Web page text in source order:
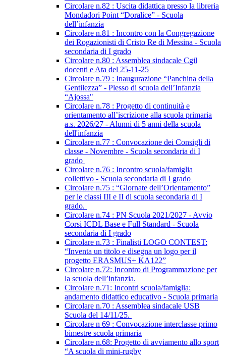
Circolare n.82 : Uscita didattica presso la libreria
Mondadori Point “Doralice” - Scuola
dell’infanzia
Circolare n.81 : Incontro con la Congregazione
dei Rogazionisti di Cristo Re di Messina - Scuola
secondaria di I grado
Circolare n.80 : Assemblea sindacale Cgil
docenti e Ata del 25-11-25
Circolare n.79 : Inaugurazione “Panchina della
Gentilezza” - Plesso di scuola dell’Infanzia
“Ajossa"
Circolare n.78 : Progetto di continuità e
orientamento all’iscrizione alla scuola primaria
a.s. 2026/27 - Alunni di 5 anni della scuola
dell'infanzia
Circolare n.77 : Convocazione dei Consigli di
classe - Novembre - Scuola secondaria di I
grado
Circolare n.76 : Incontro scuola/famiglia
collettivo - Scuola secondaria di I grado
Circolare n.75 : “Giornate dell’Orientamento”
per le classi III e II di scuola secondaria di I
grado.
Circolare n.74 : PN Scuola 2021/2027 - Avvio
Corsi ICDL Base e Full Standard - Scuola
secondaria di I grado
Circolare n.73 : Finalisti LOGO CONTEST:
“Inventa un titolo e disegna un logo per il
progetto ERASMUS+ KA122”
Circolare n.72: Incontro di Programmazione per
la scuola dell’infanzia.
Circolare n.71: Incontri scuola/famiglia:
andamento didattico educativo - Scuola primaria
Circolare n.70 : Assemblea sindacale USB
Scuola del 14/11/25.
Circolare n 69 : Convocazione interclasse primo
bimestre scuola primaria
Circolare n.68: Progetto di avviamento allo sport
“A scuola di mini-rugby